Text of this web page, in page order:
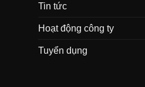
Tin tức
Hoạt động công ty
Tuyển dụng